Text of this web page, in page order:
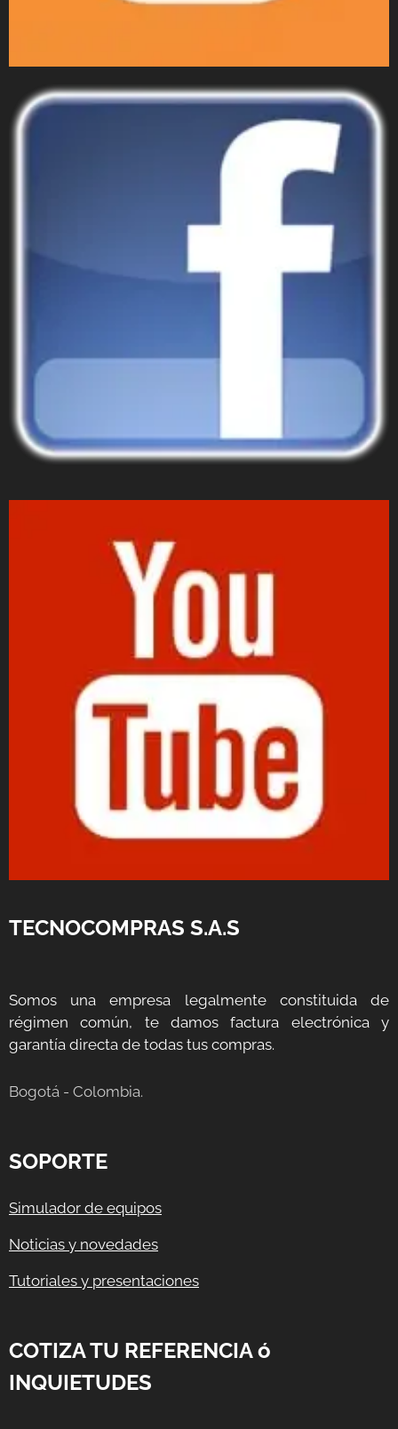
TECNOCOMPRAS S.A.S
Somos una empresa legalmente constituida de
régimen común, te damos factura electrónica y
garantía directa de todas tus compras.
Bogotá - Colombia.
SOPORTE
Simulador de equipos
Noticias y novedades
Tutoriales y presentaciones
COTIZA TU REFERENCIA ó
INQUIETUDES